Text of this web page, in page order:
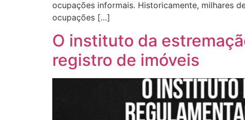
ocupações informais. Historicamente, milhares
ocupações […]
O instituto da
registro de imóveis